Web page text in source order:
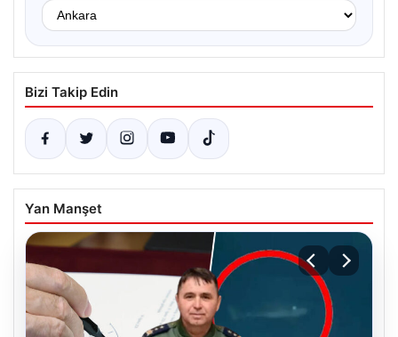
Bizi Takip Edin
Yan Manşet